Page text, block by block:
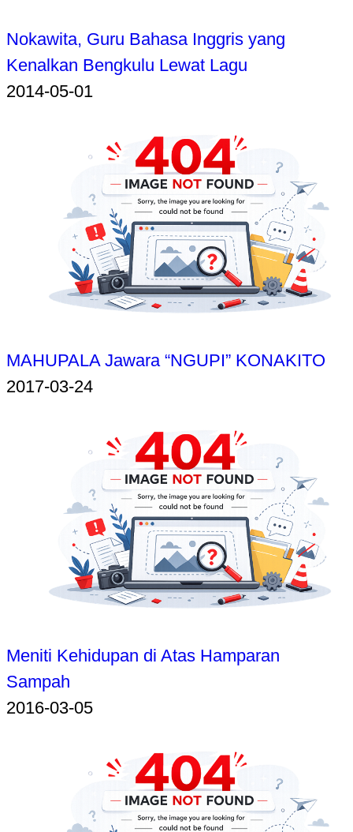
Nokawita, Guru Bahasa Inggris yang
Kenalkan Bengkulu Lewat Lagu
2014-05-01
MAHUPALA Jawara “NGUPI” KONAKITO
2017-03-24
Meniti Kehidupan di Atas Hamparan
Sampah
2016-03-05